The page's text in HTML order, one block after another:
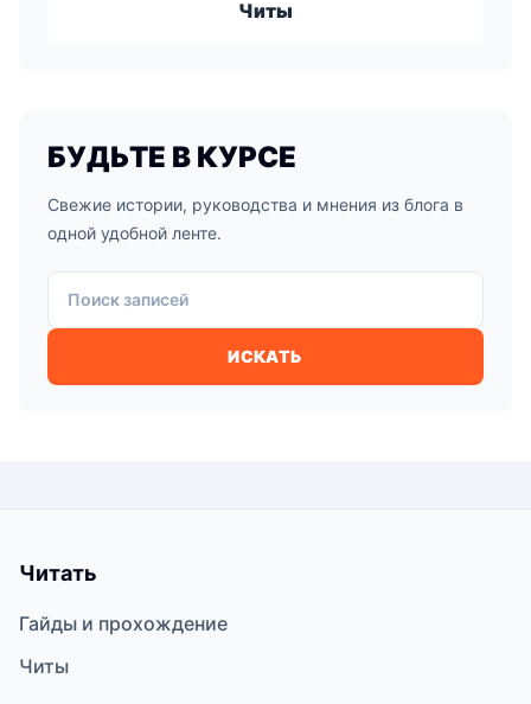
Читы
БУДЬТЕ В КУРСЕ
Свежие истории, руководства и мнения из блога в
одной удобной ленте.
Поиск записей
ИСКАТЬ
Читать
Гайды и прохождение
Читы